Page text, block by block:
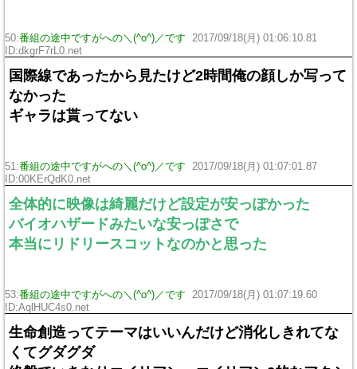
50:番組の途中ですがへの＼(^o^)／です
2017/09/18(月) 01:06:10.81
ID:dkgrF7rL0.net
国際線であったから見たけど2時間俺の顔しか写って
なかった
ギャラは貰ってない
51:番組の途中ですがへの＼(^o^)／です
2017/09/18(月) 01:07:01.87
ID:00KErQdK0.net
全体的に映像は綺麗だけど設定が安っぽかった
バイオハザードみたいな安っぽさで
本当にリドリースコットなのかと思った
53:番組の途中ですがへの＼(^o^)／です
2017/09/18(月) 01:07:19.60
ID:AqlHUC4s0.net
生命創造ってテーマはいいんだけど消化しきれてな
くてグダグダ